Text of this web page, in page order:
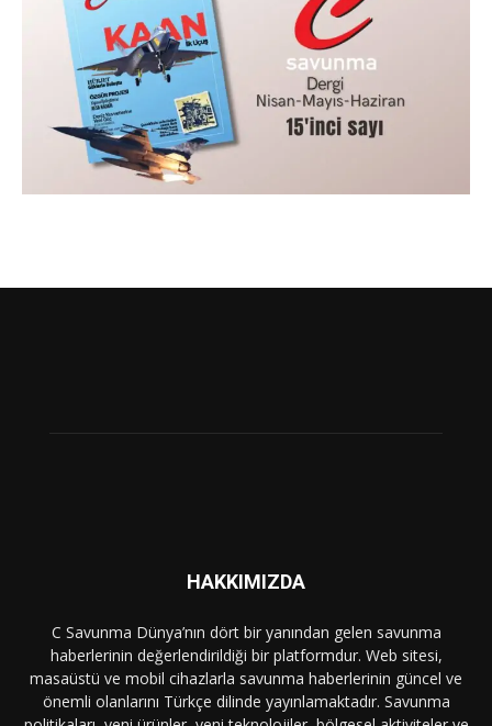
HAKKIMIZDA
C Savunma Dünya’nın dört bir yanından gelen savunma
haberlerinin değerlendirildiği bir platformdur. Web sitesi,
masaüstü ve mobil cihazlarla savunma haberlerinin güncel ve
önemli olanlarını Türkçe dilinde yayınlamaktadır. Savunma